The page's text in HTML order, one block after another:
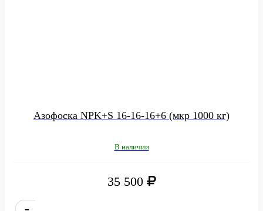
Азофоска NPK+S 16-16-16+6 (мкр 1000 кг)
В наличии
35 500